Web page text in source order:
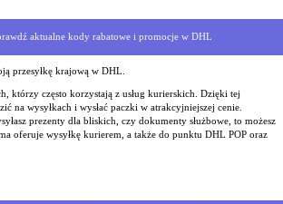
aktualne kody rabatowe i promocje w DHL
przesyłkę krajową w DHL.
którzy często korzystają z usług kurierskich. Dzięki tej
na wysyłkach i wysłać paczki w atrakcyjniejszej cenie.
prezenty dla bliskich, czy dokumenty służbowe, to możesz
oferuje wysyłkę kurierem, a także do punktu DHL POP oraz